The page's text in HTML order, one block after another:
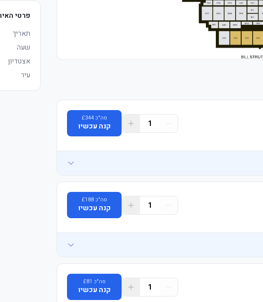
1
סה"כ £344
קנה עכשיו
1
סה"כ £188
קנה עכשיו
1
סה"כ £81
קנה עכשיו
פרטי
תאריך
שעה
אצטדיון
עיר